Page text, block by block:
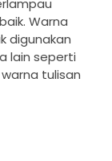
Warna
digunakan
lain seperti
tulisan